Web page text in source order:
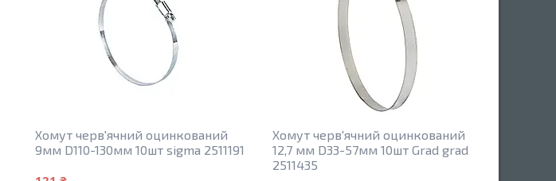
Хомут черв'ячний оцинкований
9мм D110-130мм 10шт sigma 2511191
Хомут черв'ячний оцинкований
12,7 мм D33-57мм 10шт Grad grad
2511435